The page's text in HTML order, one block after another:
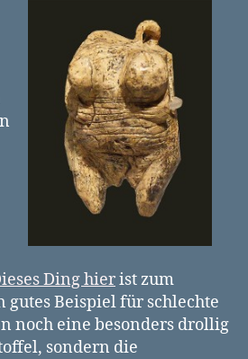
Ding hierist zum
gutes Beispiel für schlechte
noch eine besonders drollig
sondern die